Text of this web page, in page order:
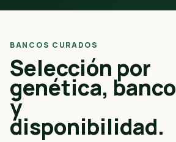
BANCOS CURADOS
Selección por
genética, banco
y
disponibilidad.